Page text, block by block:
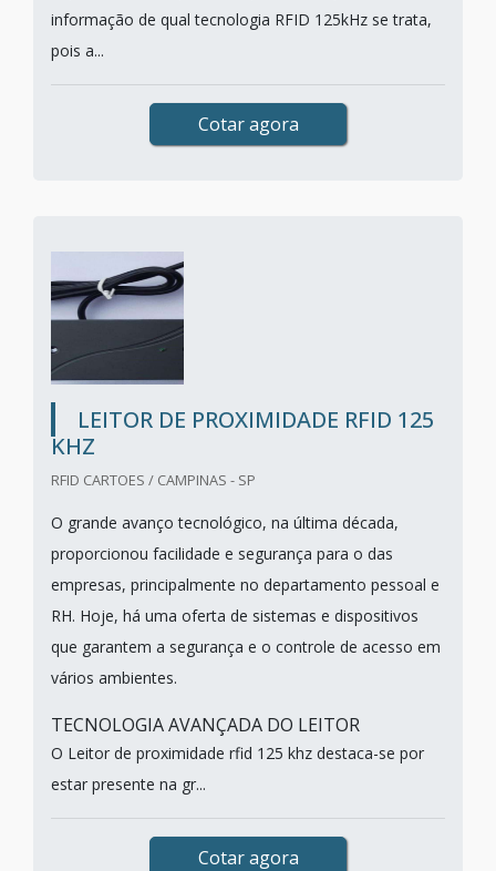
informação de qual tecnologia RFID 125kHz se trata,
pois a...
Cotar agora
LEITOR DE PROXIMIDADE RFID 125
KHZ
RFID CARTOES / CAMPINAS - SP
O grande avanço tecnológico, na última década,
proporcionou facilidade e segurança para o das
empresas, principalmente no departamento pessoal e
RH. Hoje, há uma oferta de sistemas e dispositivos
que garantem a segurança e o controle de acesso em
vários ambientes.
TECNOLOGIA AVANÇADA DO LEITOR
O Leitor de proximidade rfid 125 khz destaca-se por
estar presente na gr...
Cotar agora